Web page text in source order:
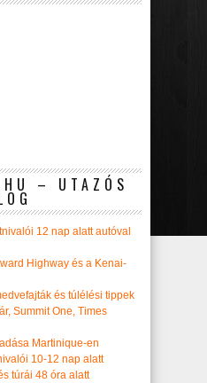
– UTAZÓS
12 nap alatt autóval
Highway és a Kenai-
és túlélési tippek
Summit One, Times
Martinique-en
10-12 nap alatt
túrái 48 óra alatt